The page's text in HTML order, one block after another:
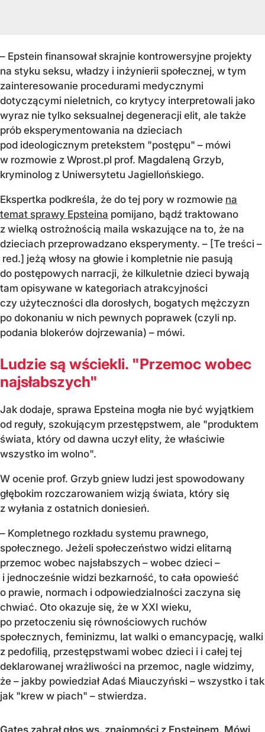
– Epstein finansował skrajnie kontrowersyjne projekty
na styku seksu, władzy i inżynierii społecznej, w tym
zainteresowanie procedurami medycznymi
dotyczącymi nieletnich, co krytycy interpretowali jako
wyraz nie tylko seksualnej degeneracji elit, ale także
prób eksperymentowania na dzieciach
pod ideologicznym pretekstem "postępu" – mówi
w rozmowie z Wprost.pl prof. Magdaleną Grzyb,
kryminolog z Uniwersytetu Jagiellońskiego.
Ekspertka podkreśla, że do tej pory w rozmowie na
temat sprawy Epsteina pomijano, bądź traktowano
z wielką ostrożnością maila wskazujące na to, że na
dzieciach przeprowadzano eksperymenty. – [Te treści –
red.] jeżą włosy na głowie i kompletnie nie pasują
do postępowych narracji, że kilkuletnie dzieci bywają
tam opisywane w kategoriach atrakcyjności
czy użyteczności dla dorosłych, bogatych mężczyzn
po dokonaniu w nich pewnych poprawek (czyli np.
podania blokerów dojrzewania) – mówi.
Ludzie są wściekli. "Przemoc wobec
najsłabszych"
Jak dodaje, sprawa Epsteina mogła nie być wyjątkiem
od reguły, szokującym przestępstwem, ale "produktem
świata, który od dawna uczył elity, że właściwie
wszystko im wolno".
W ocenie prof. Grzyb gniew ludzi jest spowodowany
głębokim rozczarowaniem wizją świata, który się
z wyłania z ostatnich doniesień.
– Kompletnego rozkładu systemu prawnego,
społecznego. Jeżeli społeczeństwo widzi elitarną
przemoc wobec najsłabszych – wobec dzieci –
i jednocześnie widzi bezkarność, to cała opowieść
o prawie, normach i odpowiedzialności zaczyna się
chwiać. Oto okazuje się, że w XXI wieku,
po przetoczeniu się równościowych ruchów
społecznych, feminizmu, lat walki o emancypację, walki
z pedofilią, przestępstwami wobec dzieci i i całej tej
deklarowanej wrażliwości na przemoc, nagle widzimy,
że – jakby powiedział Adaś Miauczyński – wszystko i tak
jak "krew w piach" – stwierdza.
Gates zabrał głos ws. znajomości z Epsteinem. Mówi